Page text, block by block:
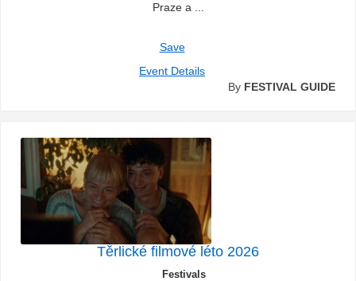
Praze a ...
Save
Event Details
By FESTIVAL GUIDE
Těrlické filmové léto 2026
Festivals